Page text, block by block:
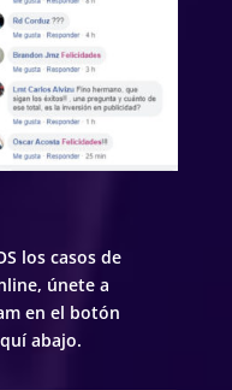
los casos de
únete a
en el botón
abajo.